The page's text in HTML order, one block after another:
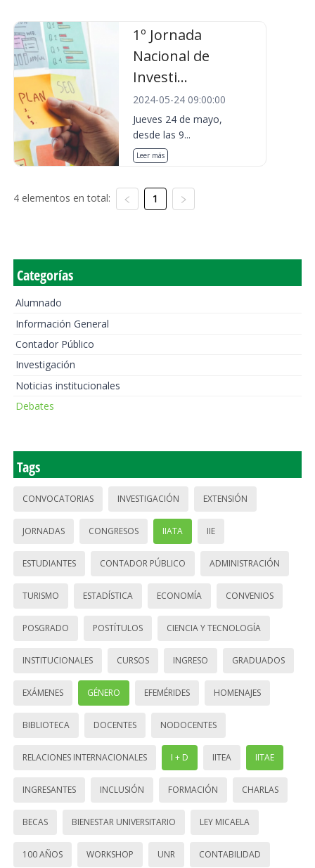
1º Jornada
Nacional de
Investi...
2024-05-24 09:00:00
Jueves 24 de mayo,
desde las 9...
Leer más
4 elementos en total: 1
Categorías
Alumnado
Información General
Contador Público
Investigación
Noticias institucionales
Debates
Tags
CONVOCATORIAS INVESTIGACIÓN EXTENSIÓN
JORNADAS CONGRESOS IIATA IIE
ESTUDIANTES CONTADOR PÚBLICO ADMINISTRACIÓN
TURISMO ESTADÍSTICA ECONOMÍA CONVENIOS
POSGRADO POSTÍTULOS CIENCIA Y TECNOLOGÍA
INSTITUCIONALES CURSOS INGRESO GRADUADOS
EXÁMENES GÉNERO EFEMÉRIDES HOMENAJES
BIBLIOTECA DOCENTES NODOCENTES
RELACIONES INTERNACIONALES I + D IITEA IITAE
INGRESANTES INCLUSIÓN FORMACIÓN CHARLAS
BECAS BIENESTAR UNIVERSITARIO LEY MICAELA
100 AÑOS WORKSHOP UNR CONTABILIDAD